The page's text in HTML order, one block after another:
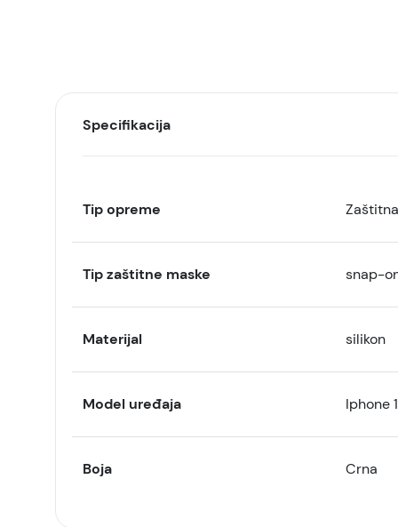
Specifikacija
Tip opreme
Tip zaštitne maske snap-
Materijal silikon
Model uređaja Iphone
Boja Crna